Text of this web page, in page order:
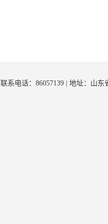
联系电话：86057139 | 地址：山